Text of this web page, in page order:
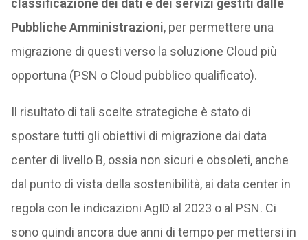
classificazione dei dati e dei servizi gestiti dalle
Pubbliche Amministrazioni, per permettere una
migrazione di questi verso la soluzione Cloud più
opportuna (PSN o Cloud pubblico qualificato).
Il risultato di tali scelte strategiche è stato di
spostare tutti gli obiettivi di migrazione dai data
center di livello B, ossia non sicuri e obsoleti, anche
dal punto di vista della sostenibilità, ai data center in
regola con le indicazioni AgID al 2023 o al PSN. Ci
sono quindi ancora due anni di tempo per mettersi in